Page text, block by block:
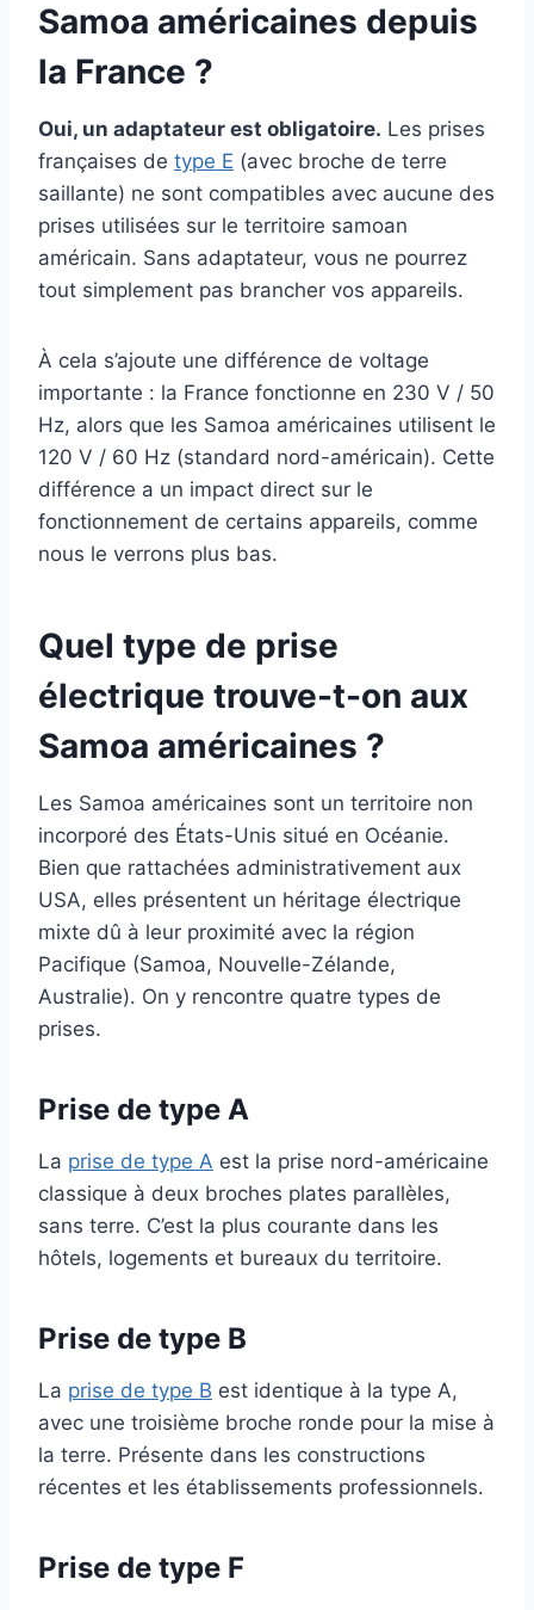
Samoa américaines depuis
la France ?
Oui, un adaptateur est obligatoire. Les prises
françaises de type E (avec broche de terre
saillante) ne sont compatibles avec aucune des
prises utilisées sur le territoire samoan
américain. Sans adaptateur, vous ne pourrez
tout simplement pas brancher vos appareils.
À cela s’ajoute une différence de voltage
importante : la France fonctionne en 230 V / 50
Hz, alors que les Samoa américaines utilisent le
120 V / 60 Hz (standard nord-américain). Cette
différence a un impact direct sur le
fonctionnement de certains appareils, comme
nous le verrons plus bas.
Quel type de prise
électrique trouve-t-on aux
Samoa américaines ?
Les Samoa américaines sont un territoire non
incorporé des États-Unis situé en Océanie.
Bien que rattachées administrativement aux
USA, elles présentent un héritage électrique
mixte dû à leur proximité avec la région
Pacifique (Samoa, Nouvelle-Zélande,
Australie). On y rencontre quatre types de
prises.
Prise de type A
La prise de type A est la prise nord-américaine
classique à deux broches plates parallèles,
sans terre. C’est la plus courante dans les
hôtels, logements et bureaux du territoire.
Prise de type B
La prise de type B est identique à la type A,
avec une troisième broche ronde pour la mise à
la terre. Présente dans les constructions
récentes et les établissements professionnels.
Prise de type F